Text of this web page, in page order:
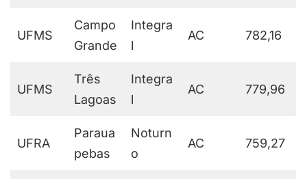
UFMS
Campo
Grande
Integra
l
AC 782,16
UFMS
Três
Lagoas
Integra
l
AC 779,96
UFRA
Paraua
pebas
Noturn
o
AC 759,27